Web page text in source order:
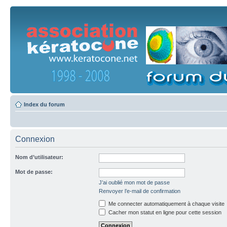
Index du forum
Connexion
Nom d’utilisateur:
Mot de passe:
J’ai oublié mon mot de passe
Renvoyer l’e-mail de confirmation
Me connecter automatiquement à chaque visite
Cacher mon statut en ligne pour cette session